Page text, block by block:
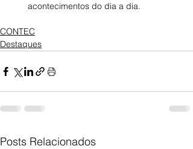
acontecimentos do dia a dia.
CONTEC
Destaques
Posts Relacionados